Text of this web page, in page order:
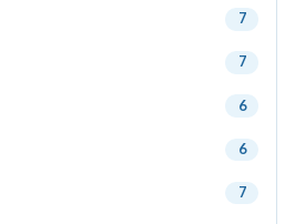
7
7
6
6
7